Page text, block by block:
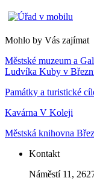
Mohlo by Vás zajímat
Městské muzeum a
Ludvíka Kuby v
Památky a turistické
Kavárna V Koleji
Městská knihovna
Kontakt
Náměstí 11,